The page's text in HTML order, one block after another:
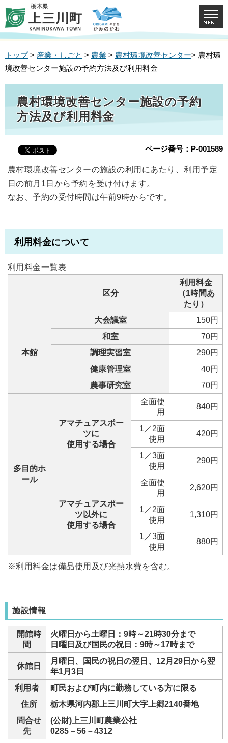
トップ> 産業・しごと > 農業 > 農村環境改善センター> 農村環
境改善センター施設の予約方法及び利用料金
農村環境改善センター施設の予約
方法及び利用料金
ページ番号：P-001589
農村環境改善センターの施設の利用にあたり、利用予定
日の前月1日から予約を受け付けます。
なお、予約の受付時間は午前9時からです。
利用料金について
利用料金一覧表
区分
利用料金
（1時間あ
たり）
本館
大会議室
150円
和室
70円
調理実習室
290円
健康管理室
40円
農事研究室
70円
多目的ホ
ール
アマチュアスポー
ツに
使用する場合
全面使
用
840円
1／2面
使用
420円
1／3面
使用
290円
アマチュアスポー
ツ以外に
使用する場合
全面使
用
2,620円
1／2面
使用
1,310円
1／3面
使用
880円
※利用料金は備品使用及び光熱水費を含む。
施設情報
開館時
間
火曜日から土曜日：9時～21時30分まで
日曜日及び国民の祝日：9時～17時まで
休館日
月曜日、国民の祝日の翌日、12月29日から翌
年1月3日
利用者
町民および町内に勤務している方に限る
住所
栃木県河内郡上三川町大字上郷2140番地
問合せ
先
(公財)上三川町農業公社
0285－56－4312